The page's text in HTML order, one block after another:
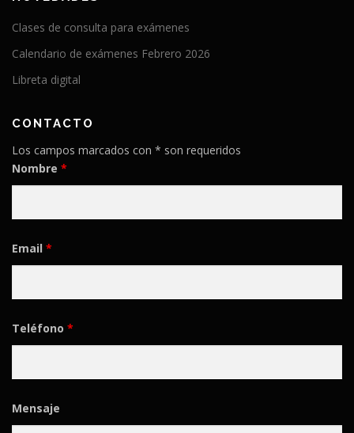
Clases de consulta para exámenes
Calendario de exámenes Febrero 2026
Libreta digital
CONTACTO
Los campos marcados con * son requeridos
Nombre *
Email *
Teléfono *
Mensaje